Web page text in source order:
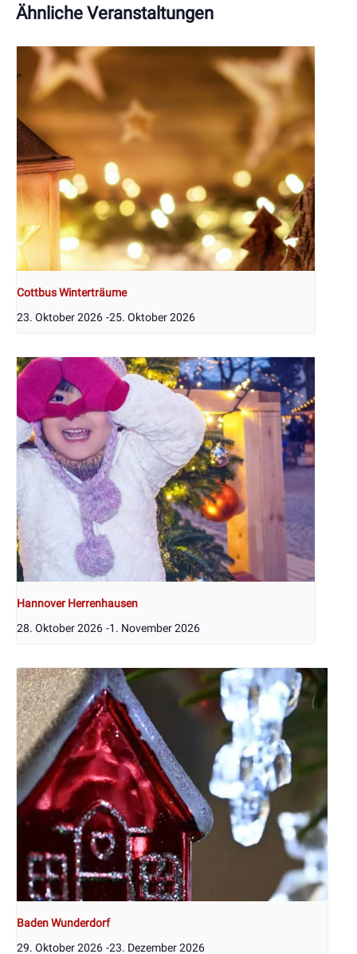
Ähnliche Veranstaltungen
Cottbus Winterträume
23. Oktober 2026 -25. Oktober 2026
Hannover Herrenhausen
28. Oktober 2026 -1. November 2026
Baden Wunderdorf
29. Oktober 2026 -23. Dezember 2026